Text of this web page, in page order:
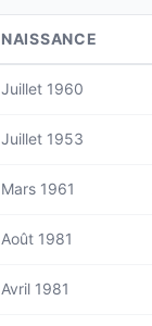
NAISSANCE
Juillet 1960
Juillet 1953
Mars 1961
Août 1981
Avril 1981